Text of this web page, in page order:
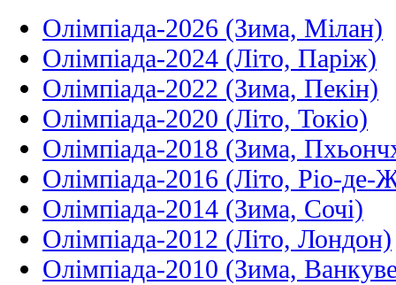
Олімпіада-2026 (Зима, Мілан)
Олімпіада-2024 (Літо, Паріж)
Олімпіада-2022 (Зима, Пекін)
Олімпіада-2020 (Літо, Токіо)
Олімпіада-2018 (Зима,
Олімпіада-2016 (Літо, Ріо-де-
Олімпіада-2014 (Зима, Сочі)
Олімпіада-2012 (Літо, Лондон)
Олімпіада-2010 (Зима,